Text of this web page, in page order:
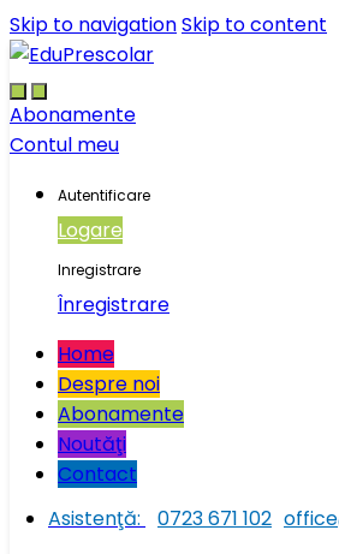
Skip to navigationSkip to content
Abonamente
Contul meu
Autentificare
Logare
Inregistrare
Înregistrare
Home
Despre noi
Abonamente
Noutăţi
Contact
Asistenţă:
0723 671 102